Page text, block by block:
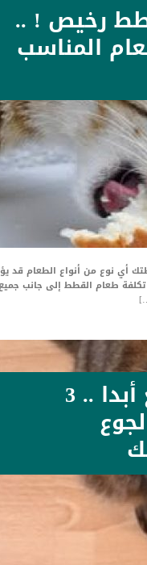
رخيص ! ..
المناسب
أي نوع من أنواع الطعام قد
طعام القطط إلى جانب
قطتي لا تشبع أبدا .. 3